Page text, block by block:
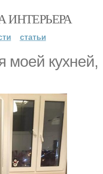
ИНТЕРЬЕРА
статьи
моей куxней,